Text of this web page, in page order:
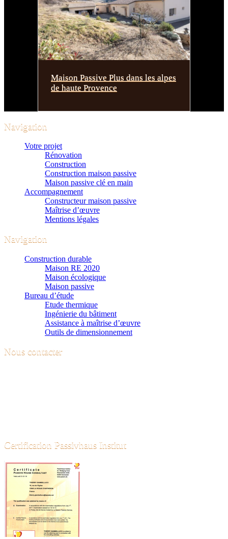
Maison Passive Plus dans les alpes
de haute Provence
Navigation
Votre projet
Rénovation
Construction
Construction maison passive
Maison passive clé en main
Accompagnement
Constructeur maison passive
Maîtrise d’œuvre
Mentions légales
Navigation
Construction durable
Maison RE 2020
Maison écologique
Maison passive
Bureau d’étude
Etude thermique
Ingénierie du bâtiment
Assistance à maîtrise d’œuvre
Outils de dimensionnement
Nous contacter
Certification Passivhaus Institut